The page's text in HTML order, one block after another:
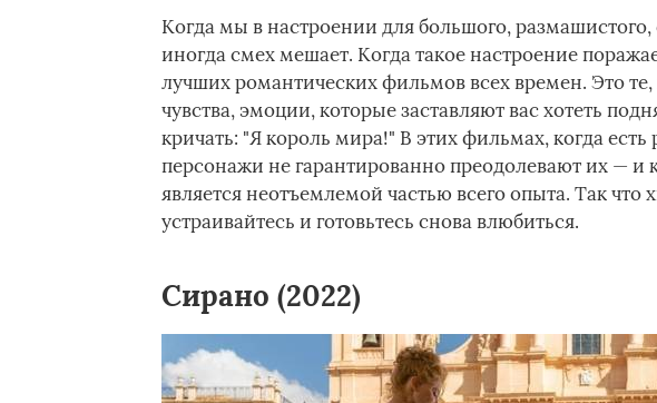
Когда мы в настроении для большого,
иногда смех мешает. Когда такое настроение
лучших романтических фильмов всех времен. Это
чувства, эмоции, которые заставляют вас хотеть
кричать: "Я король мира!" В этих фильмах, когда есть
персонажи не гарантированно преодолевают их — и
является неотъемлемой частью всего опыта. Так что
устраивайтесь и готовьтесь снова влюбиться.
Сирано (2022)